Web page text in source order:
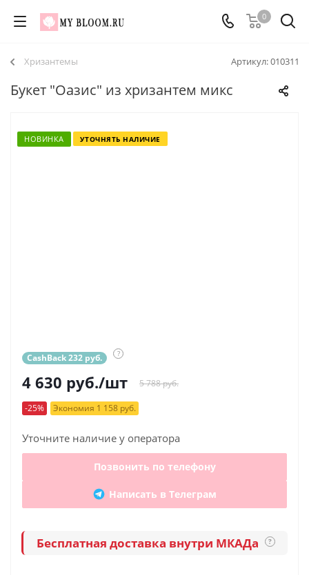
0
Артикул:010311
Хризантемы
Букет "Оазис" из хризантем микс
НОВИНКА УТОЧНЯТЬ НАЛИЧИЕ
CashBack 232 руб. ?
4 630 руб./шт 5 788 руб.
-25% Экономия 1 158 руб.
Уточните наличие у оператора
Позвонить по телефону
Написать в Телеграм
Бесплатная доставка внутри МКАДа ?